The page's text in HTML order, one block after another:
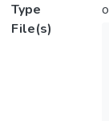
Type
File(s)